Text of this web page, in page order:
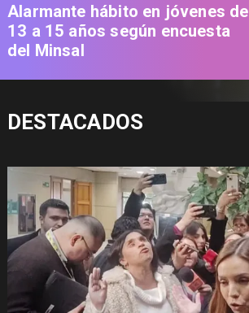
Alarmante hábito en jóvenes de
13 a 15 años según encuesta
del Minsal
DESTACADOS